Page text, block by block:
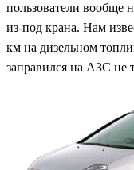
пользователи вообще
из-под крана. Нам
км на дизельном
заправился на АЗС не